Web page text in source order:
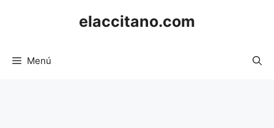
elaccitano.com
Menú